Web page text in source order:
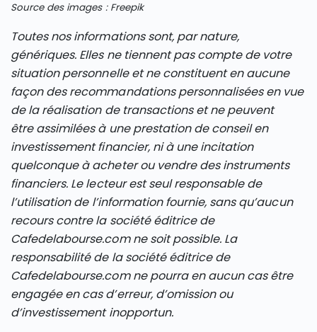
Source des images : Freepik
Toutes nos informations sont, par nature,
génériques. Elles ne tiennent pas compte de votre
situation personnelle et ne constituent en aucune
façon des recommandations personnalisées en vue
de la réalisation de transactions et ne peuvent
être assimilées à une prestation de conseil en
investissement financier, ni à une incitation
quelconque à acheter ou vendre des instruments
financiers. Le lecteur est seul responsable de
l’utilisation de l’information fournie, sans qu’aucun
recours contre la société éditrice de
Cafedelabourse.com ne soit possible. La
responsabilité de la société éditrice de
Cafedelabourse.com ne pourra en aucun cas être
engagée en cas d’erreur, d’omission ou
d’investissement inopportun.